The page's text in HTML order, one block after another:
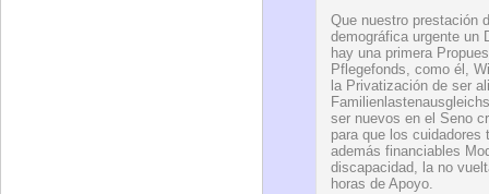
Que nuestro prestación
demográfica urgente un
hay una primera
Pflegefonds, como él,
la Privatización de ser
ser nuevos en el Seno
para que los cuidadores
además financiables
discapacidad, la no
horas de Apoyo.